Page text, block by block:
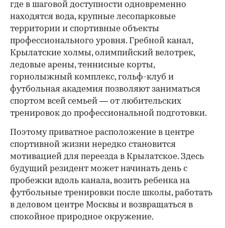
где в шаговой доступности одновременно
находятся вода, крупные лесопарковые
территории и спортивные объекты
профессионального уровня. Гребной канал,
Крылатские холмы, олимпийский велотрек,
ледовые арены, теннисные корты,
горнолыжный комплекс, гольф-клуб и
футбольная академия позволяют заниматься
спортом всей семьей — от любительских
тренировок до профессиональной подготовки.
Поэтому приватное расположение в центре
спортивной жизни нередко становится
мотивацией для переезда в Крылатское. Здесь
будущий резидент может начинать день с
пробежки вдоль канала, возить ребенка на
футбольные тренировки после школы, работать
в деловом центре Москвы и возвращаться в
спокойное природное окружение.